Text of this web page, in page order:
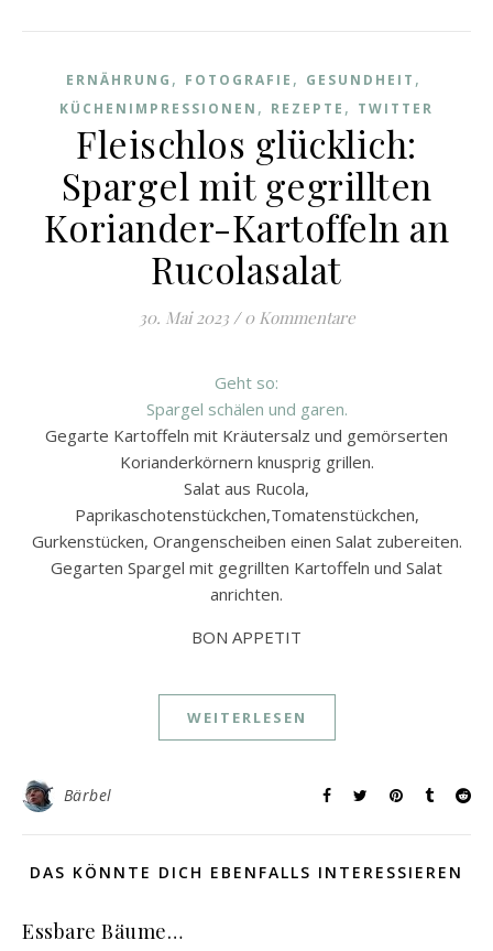
ERNÄHRUNG , FOTOGRAFIE , GESUNDHEIT ,
KÜCHENIMPRESSIONEN , REZEPTE , TWITTER
Fleischlos glücklich:
Spargel mit gegrillten
Koriander-Kartoffeln an
Rucolasalat
30. Mai 2023 / 0 Kommentare
Geht so:
Spargel schälen und garen.
Gegarte Kartoffeln mit Kräutersalz und gemörserten
Korianderkörnern knusprig grillen.
Salat aus Rucola,
Paprikaschotenstückchen,Tomatenstückchen,
Gurkenstücken, Orangenscheiben einen Salat zubereiten.
Gegarten Spargel mit gegrillten Kartoffeln und Salat
anrichten.
BON APPETIT
WEITERLESEN
Bärbel
DAS KÖNNTE DICH EBENFALLS INTERESSIEREN
Essbare Bäume…